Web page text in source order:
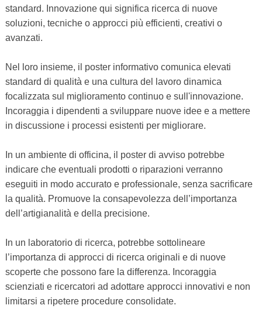
standard. Innovazione qui significa ricerca di nuove
soluzioni, tecniche o approcci più efficienti, creativi o
avanzati.
Nel loro insieme, il poster informativo comunica elevati
standard di qualità e una cultura del lavoro dinamica
focalizzata sul miglioramento continuo e sull'innovazione.
Incoraggia i dipendenti a sviluppare nuove idee e a mettere
in discussione i processi esistenti per migliorare.
In un ambiente di officina, il poster di avviso potrebbe
indicare che eventuali prodotti o riparazioni verranno
eseguiti in modo accurato e professionale, senza sacrificare
la qualità. Promuove la consapevolezza dell’importanza
dell’artigianalità e della precisione.
In un laboratorio di ricerca, potrebbe sottolineare
l’importanza di approcci di ricerca originali e di nuove
scoperte che possono fare la differenza. Incoraggia
scienziati e ricercatori ad adottare approcci innovativi e non
limitarsi a ripetere procedure consolidate.